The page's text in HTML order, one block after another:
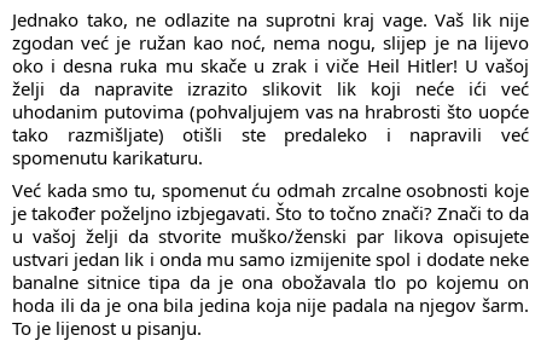
Jednako tako, ne odlazite na suprotni kraj vage. Vaš lik nije
zgodan već je ružan kao noć, nema nogu, slijep je na lijevo
oko i desna ruka mu skače u zrak i viče Heil Hitler! U vašoj
želji da napravite izrazito slikovit lik koji neće ići već
uhodanim putovima (pohvaljujem vas na hrabrosti što uopće
tako razmišljate) otišli ste predaleko i napravili već
spomenutu karikaturu.
Već kada smo tu, spomenut ću odmah zrcalne osobnosti koje
je također poželjno izbjegavati. Što to točno znači? Znači to da
u vašoj želji da stvorite muško/ženski par likova opisujete
ustvari jedan lik i onda mu samo izmijenite spol i dodate neke
banalne sitnice tipa da je ona obožavala tlo po kojemu on
hoda ili da je ona bila jedina koja nije padala na njegov šarm.
To je lijenost u pisanju.